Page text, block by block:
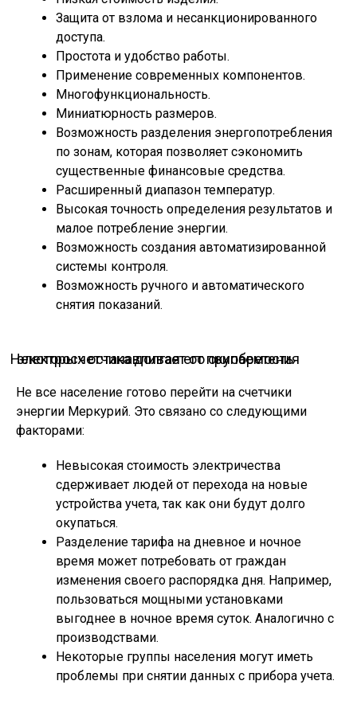
Защита от взлома и несанкционированного
доступа.
Простота и удобство работы.
Применение современных компонентов.
Многофункциональность.
Миниатюрность размеров.
Возможность разделения энергопотребления
по зонам, которая позволяет сэкономить
существенные финансовые средства.
Расширенный диапазон температур.
Высокая точность определения результатов и
малое потребление энергии.
Возможность создания автоматизированной
системы контроля.
Возможность ручного и автоматического
снятия показаний.
Некоторых останавливает от приобретения электросчетчика долгая его окупаемость
Не все население готово перейти на счетчики
энергии Меркурий. Это связано со следующими
факторами:
Невысокая стоимость электричества
сдерживает людей от перехода на новые
устройства учета, так как они будут долго
окупаться.
Разделение тарифа на дневное и ночное
время может потребовать от граждан
изменения своего распорядка дня. Например,
пользоваться мощными установками
выгоднее в ночное время суток. Аналогично с
производствами.
Некоторые группы населения могут иметь
проблемы при снятии данных с прибора учета.